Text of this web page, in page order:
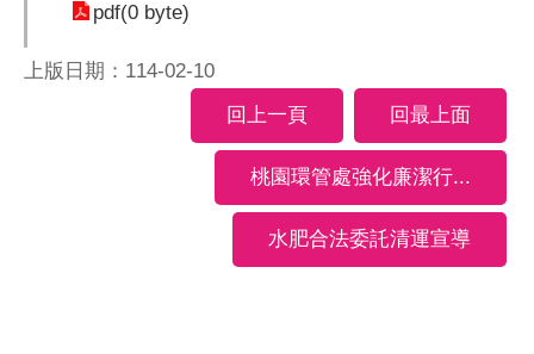
pdf(0 byte)
上版日期：114-02-10
回上一頁
回最上面
桃園環管處強化廉潔行...
水肥合法委託清運宣導